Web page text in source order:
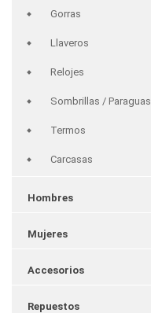
Gorras
Llaveros
Relojes
Sombrillas / Paraguas
Termos
Carcasas
Hombres
Mujeres
Accesorios
Repuestos